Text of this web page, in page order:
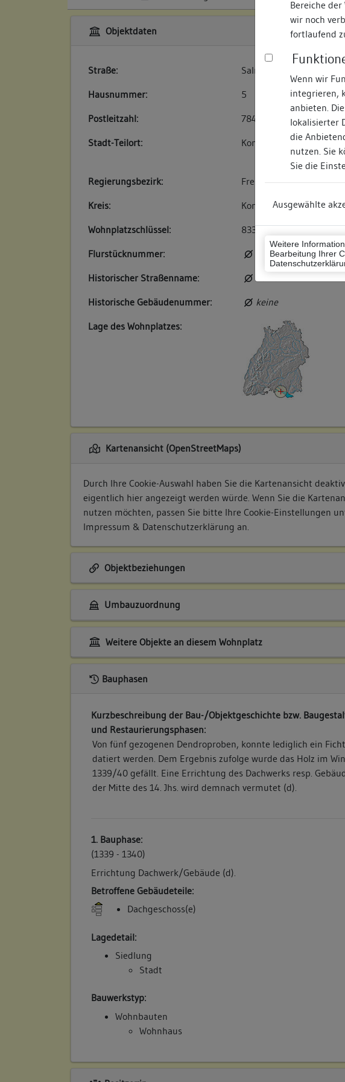
Bereiche
wir noch
fortlaufend
Wenn wir
integrieren,
anbieten.
lokalisierter
die
nutzen. Sie
Sie die
Ausgewählte
Weitere
Bearbeitung Ihrer
Objektdaten
Straße:
Salmannsweilergasse
Hausnummer:
5
Postleitzahl:
78426
Stadt-Teilort:
Konstanz
Regierungsbezirk:
Freiburg
Kreis:
Konstanz (Landkreis)
Wohnplatzschlüssel:
8335043012
Flurstücknummer:
keine
Historischer Straßenname:
keiner
Historische Gebäudenummer:
keine
Lage des Wohnplatzes:
Kartenansicht (OpenStreetMaps)
Durch Ihre Cookie-Auswahl haben Sie die Kartenansicht
eigentlich hier angezeigt werden würde. Wenn Sie die
nutzen möchten, passen Sie bitte Ihre Cookie-Einstellungen
Impressum & Datenschutzerklärung an.
Objektbeziehungen
Umbauzuordnung
Weitere Objekte an diesem Wohnplatz
Bauphasen
Kurzbeschreibung der Bau-/Objektgeschichte bzw.
und Restaurierungsphasen:
Von fünf gezogenen Dendroproben, konnte lediglich ein
datiert werden. Dem Ergebnis zufolge wurde das Holz im
1339/40 gefällt. Eine Errichtung des Dachwerks resp.
der Mitte des 14. Jhs. wird demnach vermutet (d).
1. Bauphase:
(1339 - 1340)
Errichtung Dachwerk/Gebäude (d).
Betroffene Gebäudeteile:
Dachgeschoss(e)
Lagedetail:
Siedlung
Stadt
Bauwerkstyp:
Wohnbauten
Wohnhaus